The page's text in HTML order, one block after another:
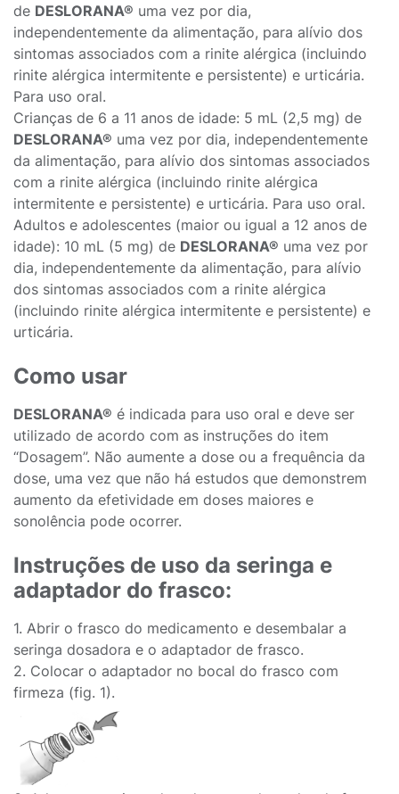
de DESLORANA® uma vez por dia,
independentemente da alimentação, para alívio dos
sintomas associados com a rinite alérgica (incluindo
rinite alérgica intermitente e persistente) e urticária.
Para uso oral.
Crianças de 6 a 11 anos de idade: 5 mL (2,5 mg) de
DESLORANA® uma vez por dia, independentemente
da alimentação, para alívio dos sintomas associados
com a rinite alérgica (incluindo rinite alérgica
intermitente e persistente) e urticária. Para uso oral.
Adultos e adolescentes (maior ou igual a 12 anos de
idade): 10 mL (5 mg) de DESLORANA® uma vez por
dia, independentemente da alimentação, para alívio
dos sintomas associados com a rinite alérgica
(incluindo rinite alérgica intermitente e persistente) e
urticária.
Como usar
DESLORANA® é indicada para uso oral e deve ser
utilizado de acordo com as instruções do item
“Dosagem”. Não aumente a dose ou a frequência da
dose, uma vez que não há estudos que demonstrem
aumento da efetividade em doses maiores e
sonolência pode ocorrer.
Instruções de uso da seringa e
adaptador do frasco:
1. Abrir o frasco do medicamento e desembalar a
seringa dosadora e o adaptador de frasco.
2. Colocar o adaptador no bocal do frasco com
firmeza (fig. 1).